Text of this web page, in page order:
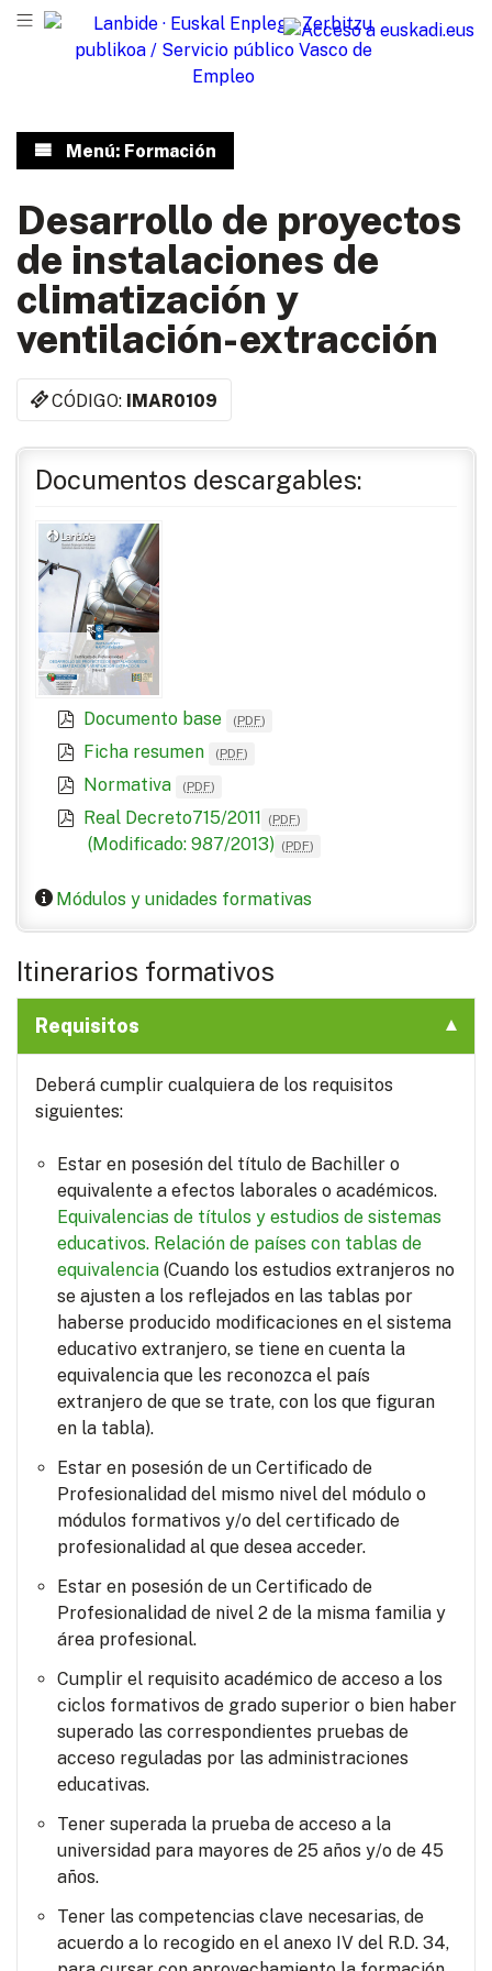
Menú: Formación
Desarrollo de proyectos
de instalaciones de
climatización y
ventilación-extracción
CÓDIGO: IMAR0109
Documentos descargables:
Documento base (PDF)
Ficha resumen (PDF)
Normativa (PDF)
Real Decreto715/2011 (PDF)
(Modificado: 987/2013) (PDF)
Módulos y unidades formativas
Itinerarios formativos
Requisitos
Deberá cumplir cualquiera de los requisitos
siguientes:
Estar en posesión del título de Bachiller o
equivalente a efectos laborales o académicos.
Equivalencias de títulos y estudios de sistemas
educativos. Relación de países con tablas de
equivalencia (Cuando los estudios extranjeros no
se ajusten a los reflejados en las tablas por
haberse producido modificaciones en el sistema
educativo extranjero, se tiene en cuenta la
equivalencia que les reconozca el país
extranjero de que se trate, con los que figuran
en la tabla).
Estar en posesión de un Certificado de
Profesionalidad del mismo nivel del módulo o
módulos formativos y/o del certificado de
profesionalidad al que desea acceder.
Estar en posesión de un Certificado de
Profesionalidad de nivel 2 de la misma familia y
área profesional.
Cumplir el requisito académico de acceso a los
ciclos formativos de grado superior o bien haber
superado las correspondientes pruebas de
acceso reguladas por las administraciones
educativas.
Tener superada la prueba de acceso a la
universidad para mayores de 25 años y/o de 45
años.
Tener las competencias clave necesarias, de
acuerdo a lo recogido en el anexo IV del R.D. 34,